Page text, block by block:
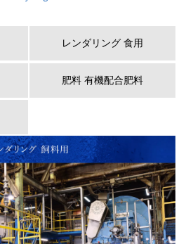
レンダリング 食用
肥料 有機配合肥料